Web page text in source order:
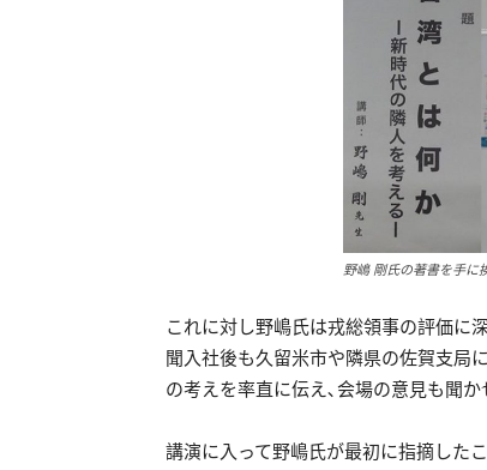
野嶋 剛氏の著書を手に
これに対し野嶋氏は戎総領事の評価に
聞入社後も久留米市や隣県の佐賀支局
の考えを率直に伝え､会場の意見も聞
講演に入って野嶋氏が最初に指摘した